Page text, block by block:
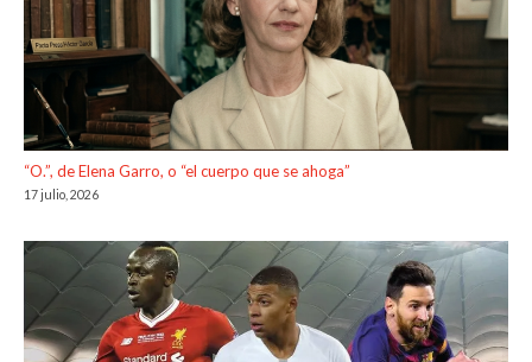
“O.”, de Elena Garro, o “el cuerpo que se ahoga”
17 julio, 2026